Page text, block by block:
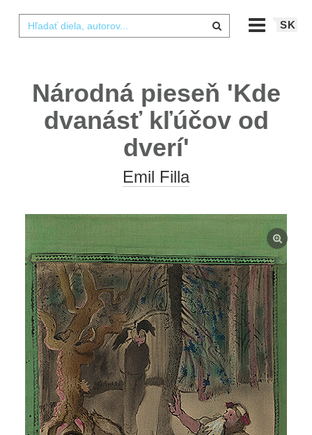
SK
Národná pieseň 'Kde
dvanásť kľúčov od
dverí'
Emil Filla